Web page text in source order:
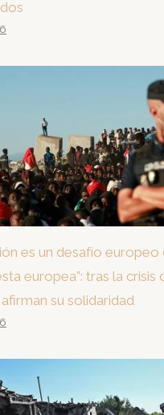
es un desafío europeo
europea”: tras la crisis
su solidaridad